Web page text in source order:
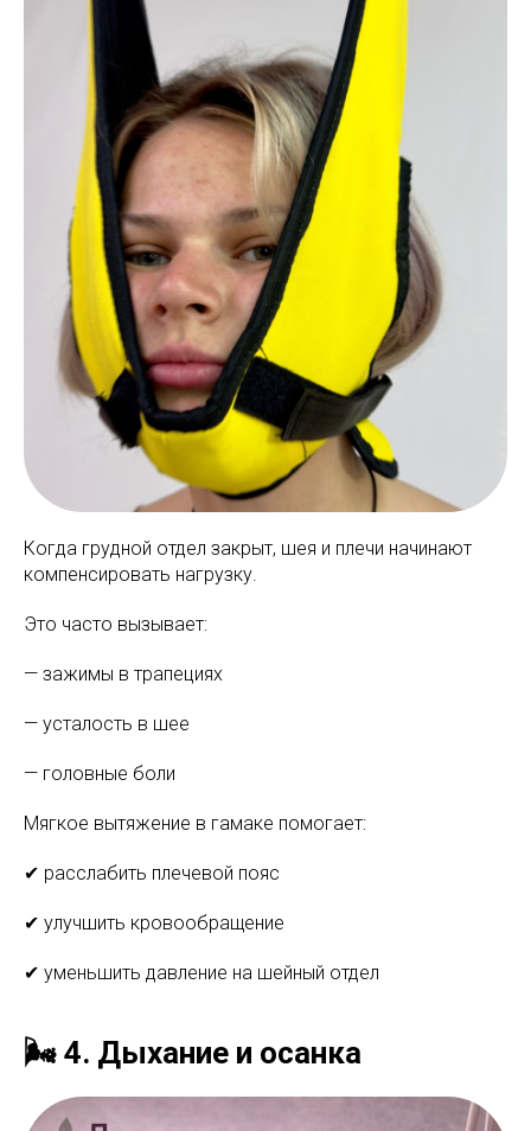
Когда грудной отдел закрыт, шея и плечи начинают
компенсировать нагрузку.
Это часто вызывает:
— зажимы в трапециях
— усталость в шее
— головные боли
Мягкое вытяжение в гамаке помогает:
✔ расслабить плечевой пояс
✔ улучшить кровообращение
✔ уменьшить давление на шейный отдел
🌬 4. Дыхание и осанка